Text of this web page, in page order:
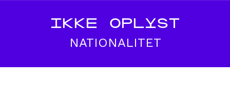
IKKE OPLYST
NATIONALITET